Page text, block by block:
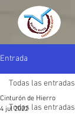
Entrada
Todas las entradas
Todas las entradas
Cinturón de Hierro
4 jul 2022